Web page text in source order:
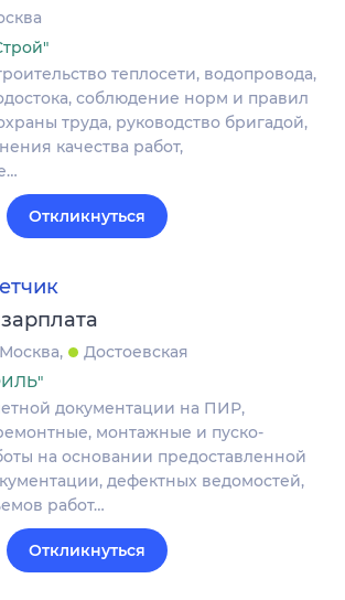
теплосети, водопровода,
соблюдение норм и правил
труда, руководство бригадой,
качества работ,
Откликнуться
Москва
Достоевская
документации на ПИР,
монтажные и пуско-
на основании предоставленной
дефектных ведомостей,
работ…
Откликнуться